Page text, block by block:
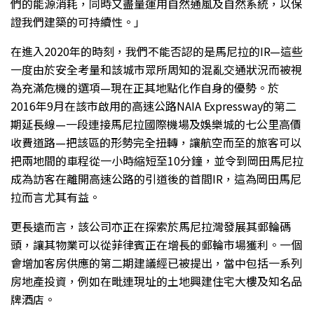
們的能源消耗，同時又盡量運用自然通風及自然系統，以保
證我們建築的可持續性。」
在進入2020年的時刻，我們不能否認的是馬尼拉的IR—這些
一度由於安全考量和該城市眾所周知的混亂交通狀況而被視
為充滿危機的選項—現在正其地點化作自身的優勢。於
2016年9月在該市啟用的高速公路NAIA Expressway的第二
期延長線—一段連接馬尼拉國際機場及娛樂城的七公里高價
收費道路—把該區的形勢完全扭轉，讓航空而至的旅客可以
把兩地間的車程從一小時縮短至10分鐘，並令到岡田馬尼拉
成為訪客在離開高速公路的引道後的首間IR，這為岡田馬尼
拉而言尤其有益。
更長遠而言，該公司亦正在探索於馬尼拉灣發展其郵輪碼
頭，讓其物業可以從菲律賓正在增長的郵輪市場獲利。一個
會增加客房供應的第二期建議經已被提出，當中包括一系列
房地產投資，例如在毗連現址的土地興建住宅大樓及知名品
牌酒店。